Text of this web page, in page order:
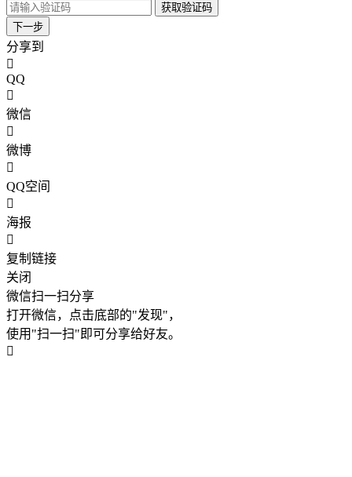
获取验证码
下一步
分享到
QQ
微信
微博
QQ空间
海报
复制链接
关闭
微信扫一扫分享
打开微信，点击底部的"发现"，
使用"扫一扫"即可分享给好友。